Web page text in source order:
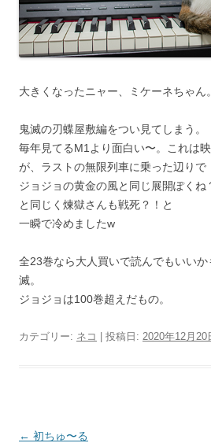
大きくなったニャー、ミケーネちゃん。
鬼滅の刃蝶屋敷編をつい見てしまう。
毎年見てるM1より面白い〜。これは
が、ラストの無限列車に乗った辺りで
ジョジョの黄金の風と同じ展開ぽくね
と同じく煉獄さんも戦死？！と
一瞬で冷めましたw
全23巻なら大人買いで読んでもいい
滅。
ジョジョは100巻超えだもの。
カテゴリー: ネコ | 投稿日: 2020年12月20
投
← 初ちゅ〜る